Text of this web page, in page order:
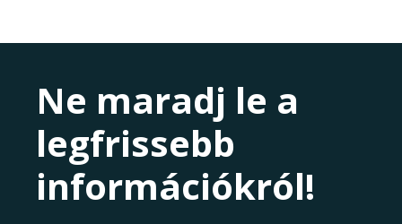
Ne maradj le a
legfrissebb
információkról!